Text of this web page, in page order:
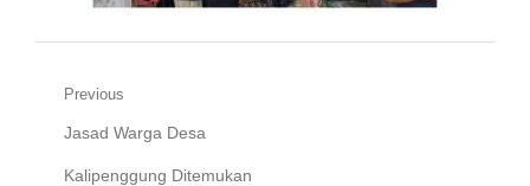
Navigasi
pos
Previous
Previous
post:
Jasad Warga Desa
Kalipenggung Ditemukan